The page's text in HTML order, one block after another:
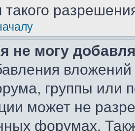
такого
не могу
группы или
может не
форумах.